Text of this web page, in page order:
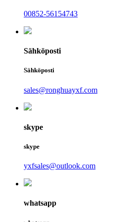
00852-56154743
Sähköposti
Sähköposti
sales@ronghuayxf.com
skype
skype
yxfsales@outlook.com
whatsapp